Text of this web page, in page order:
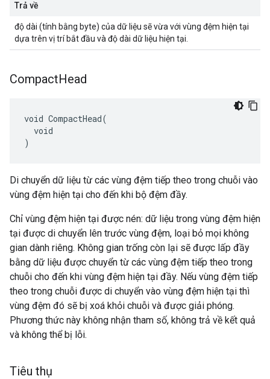
Trả về
độ dài (tính bằng byte) của dữ liệu sẽ vừa với vùng đệm hiện tại
dựa trên vị trí bắt đầu và độ dài dữ liệu hiện tại.
CompactHead
void CompactHead(
  void
)
Di chuyển dữ liệu từ các vùng đệm tiếp theo trong chuỗi vào
vùng đệm hiện tại cho đến khi bộ đệm đầy.
Chỉ vùng đệm hiện tại được nén: dữ liệu trong vùng đệm hiện
tại được di chuyển lên trước vùng đệm, loại bỏ mọi không
gian dành riêng. Không gian trống còn lại sẽ được lấp đầy
bằng dữ liệu được chuyển từ các vùng đệm tiếp theo trong
chuỗi cho đến khi vùng đệm hiện tại đầy. Nếu vùng đệm tiếp
theo trong chuỗi được di chuyển vào vùng đệm hiện tại thì
vùng đệm đó sẽ bị xoá khỏi chuỗi và được giải phóng.
Phương thức này không nhận tham số, không trả về kết quả
và không thể bị lỗi.
Tiêu thụ